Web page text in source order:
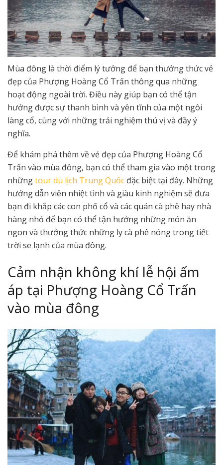
Mùa đông là thời điểm lý tưởng để bạn thưởng thức vẻ
đẹp của Phượng Hoàng Cổ Trấn thông qua những
hoạt động ngoài trời. Điều này giúp bạn có thể tận
hưởng được sự thanh bình và yên tĩnh của một ngôi
làng cổ, cùng với những trải nghiệm thú vị và đầy ý
nghĩa.
Để khám phá thêm về vẻ đẹp của Phượng Hoàng Cổ
Trấn vào mùa đông, bạn có thể tham gia vào một trong
nhữngtour du lịch Trung Quốc đặc biệt tại đây. Những
hướng dẫn viên nhiệt tình và giàu kinh nghiệm sẽ đưa
bạn đi khắp các con phố cổ và các quán cà phê hay nhà
hàng nhỏ để bạn có thể tận hưởng những món ăn
ngon và thưởng thức những ly cà phê nóng trong tiết
trời se lạnh của mùa đông.
Cảm nhận không khí lễ hội ấm
áp tại Phượng Hoàng Cổ Trấn
vào mùa đông